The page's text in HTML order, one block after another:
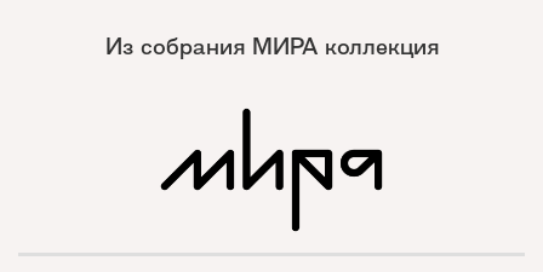
Из собрания МИРА коллекция